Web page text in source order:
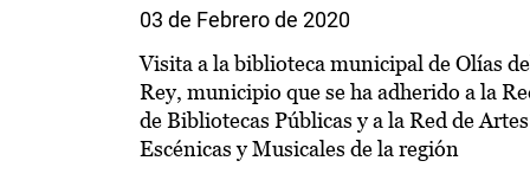
03 de Febrero de 2020
Visita a la biblioteca municipal de Olías
Rey, municipio que se ha adherido a la
de Bibliotecas Públicas y a la Red de Artes
Escénicas y Musicales de la región